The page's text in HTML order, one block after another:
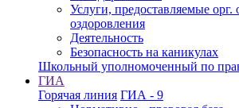
Услуги, предоставляемые орг.
оздоровления
Деятельность
Безопасность на каникулах
Школьный уполномоченный по
ГИА
Горячая линия ГИА - 9